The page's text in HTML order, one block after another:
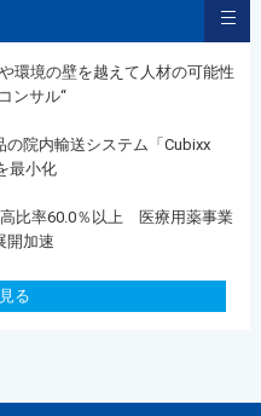
環境の壁を越えて人材の可能性
ンサル“
院内輸送システム「Cubixx
最小化
比率60.0％以上 医療用薬事業
開加速
る